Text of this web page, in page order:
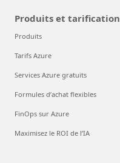
Produits et tarification
Produits
Tarifs Azure
Services Azure gratuits
Formules d’achat flexibles
FinOps sur Azure
Maximisez le ROI de l’IA